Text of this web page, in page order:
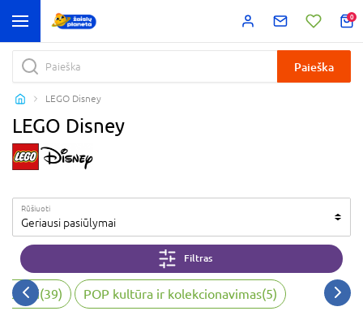
0
Paieška
LEGO Disney
LEGO Disney
Rūšiuoti
Geriausi pasiūlymai
Filtras
(39) POP kultūra ir kolekcionavimas(5)